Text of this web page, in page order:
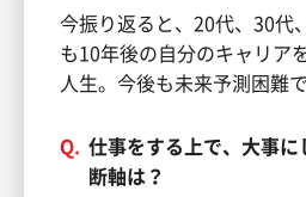
今振り返ると、20代、30代
も10年後の自分のキャリア
人生。今後も未来予測困難
Q. 仕事をする上で、大事に
断軸は？